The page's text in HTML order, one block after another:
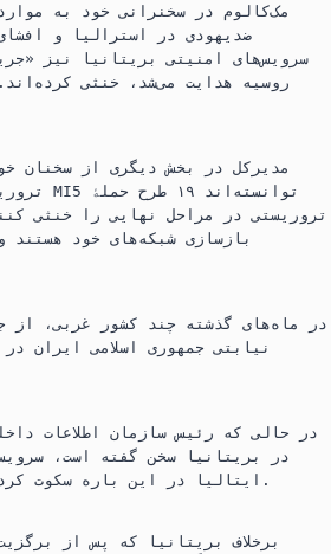
مک‌کالوم در سخنرانی خود به
ضدیهودی در استرالیا و
سرویس‌های امنیتی بریتانیا نیز
روسیه هدایت می‌شد، خنثی
مدیرکل در بخش دیگری از سخنان
تروریستی در مراحل نهایی را خنثی
بازسازی شبکه‌های خود هستند
در ماه‌های گذشته چند کشور غربی، از
نیابتی جمهوری اسلامی ایران
در حالی که رئیس سازمان اطلاعات
در بریتانیا سخن گفته است،
ایتالیا در این ‌باره سکوت کرده‌اند. اما این سکوت را نباید با بی‌خبری یا بی‌عملی یکی گرفت.
برخلاف بریتانیا که پس از